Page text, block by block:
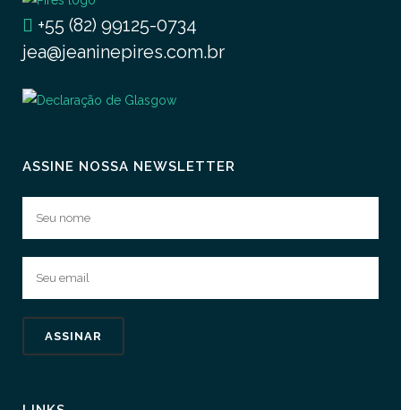
+55 (82) 99125-0734
jea@jeaninepires.com.br
ASSINE NOSSA NEWSLETTER